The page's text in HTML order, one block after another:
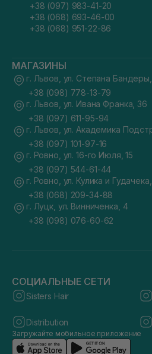
+38 (097) 983-41-20
+38 (068) 693-46-00
+38 (068) 951-22-86
МАГАЗИНЫ
г. Львов, ул. Степана
+38 (098) 778-13-79
г. Львов, ул. Ивана Франка, 36
+38 (097) 611-95-94
г. Львов, ул. Академика
+38 (097) 101-97-16
г. Ровно, ул. 16-го Июля, 15
+38 (097) 544-61-44
г. Ровно, ул. Кулика и
+38 (068) 209-34-88
г. Луцк, ул. Винниченка, 4
+38 (098) 076-60-62
СОЦИАЛЬНЫЕ СЕТИ
Sisters Hair
Distribution
Загружайте мобильное приложение